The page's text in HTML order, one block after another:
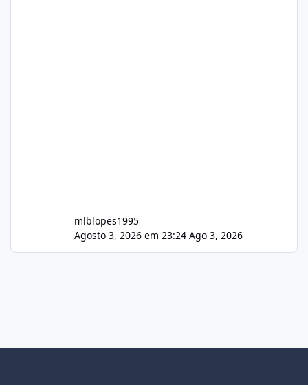
mlblopes1995
Agosto 3, 2026 em 23:24 Ago 3, 2026